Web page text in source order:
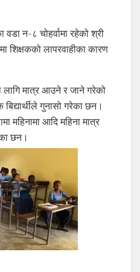
न-८ चोहर्वामा रहेको श्री
शिक्षकको लापरवाहीका कारण
लागि मात्र आउने र जाने गरेको
गुनासो गरेका छन।
महिनामा आदि महिना मात्र
छन।